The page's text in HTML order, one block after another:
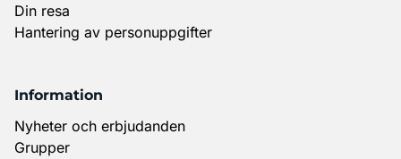
Din resa
Hantering av personuppgifter
Information
Nyheter och erbjudanden
Grupper